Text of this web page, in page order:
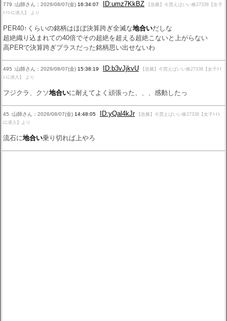
779 :山師さん：2026/08/07(金) 16:34:07 ID:umz7KkBZ
【急騰】今買えばいい株27338【女子
ﾄｲﾚに潜入】 より
PER40↑くらいの銘柄はほぼ決算跨ぎ全滅な地合いだしな
超絶織り込まれての40倍でその超絶を超える超絶こないと上がらない
高PERで決算跨ぎプラスだった銘柄思い出せないわ
495 :山師さん：2026/08/07(金) 15:38:19 ID:b3vJjkvU
【急騰】今買えばいい株27338【女子ﾄｲ
ﾚに潜入】 より
フジクラ、クソ地合いに耐えてよく頑張った、、、感動したっ
45 :山師さん：2026/08/07(金) 14:48:05 ID:yQal4kJr
【急騰】今買えばいい株27338【女子ﾄｲﾚ
に潜入】より
流石に地合い乗り切れば上やろ